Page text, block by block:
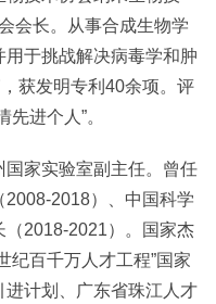
会长。从事合成生物学
于挑战解决病毒学和肿
获发明专利40余项。评
进个人”。
国家实验室副主任。曾任
2018）、中国科学
（2018-2021）。国家杰
纪百千万人才工程”国家
计划、广东省珠江人才